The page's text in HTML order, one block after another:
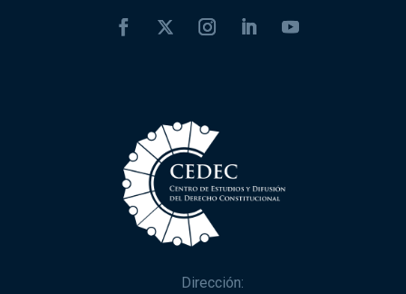
Dirección: